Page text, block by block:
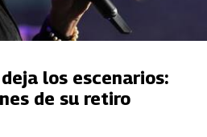
los escenarios:
de su retiro